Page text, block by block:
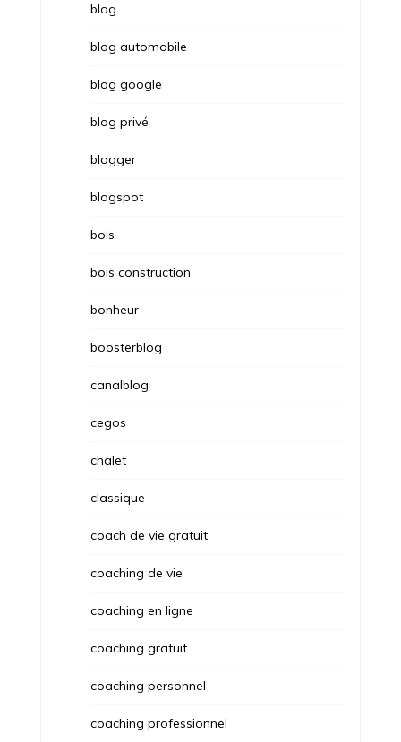
blog
blog automobile
blog google
blog privé
blogger
blogspot
bois
bois construction
bonheur
boosterblog
canalblog
cegos
chalet
classique
coach de vie gratuit
coaching de vie
coaching en ligne
coaching gratuit
coaching personnel
coaching professionnel